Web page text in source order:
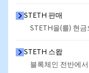
STETH 판매
STETH을(를) 현
STETH 스왑
블록체인 전반에